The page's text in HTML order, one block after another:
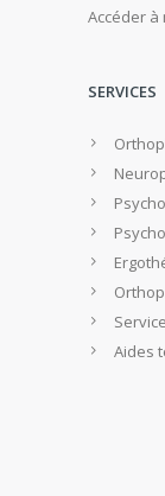
Accéder
SERVICES
Aides